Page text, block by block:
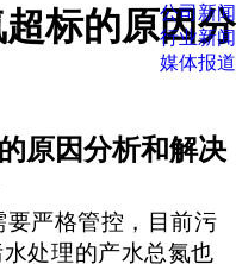
公司新闻
行业新闻
媒体报道
标的原因分
原因分析和解决
严格管控，目前污
处理的产水总氮也